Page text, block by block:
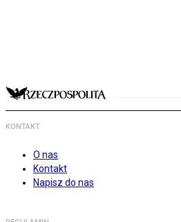
KONTAKT
O nas
Kontakt
Napisz do nas